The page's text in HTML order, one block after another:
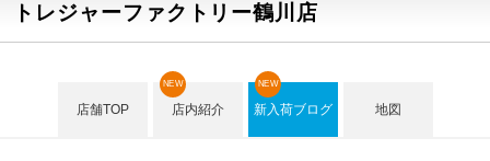
トレジャーファクトリー鶴川店
店舗TOP 店内紹介
NEW
新入荷ブログ
NEW
地図